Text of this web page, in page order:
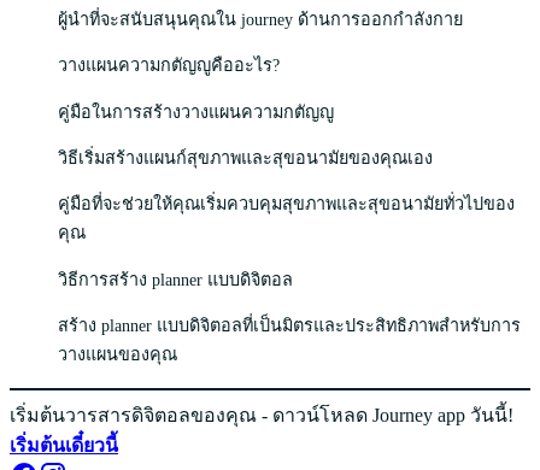
ผู้นำที่จะสนับสนุนคุณใน journey ด้านการออกกำลังกาย
วางแผนความกตัญญูคืออะไร?
คู่มือในการสร้างวางแผนความกตัญญู
วิธีเริ่มสร้างแผนก์สุขภาพและสุขอนามัยของคุณเอง
คู่มือที่จะช่วยให้คุณเริ่มควบคุมสุขภาพและสุขอนามัยทั่วไปของ
คุณ
วิธีการสร้าง planner แบบดิจิตอล
สร้าง planner แบบดิจิตอลที่เป็นมิตรและประสิทธิภาพสำหรับการ
วางแผนของคุณ
เริ่มต้นวารสารดิจิตอลของคุณ - ดาวน์โหลด Journey app วันนี้!
เริ่มต้นเดี๋ยวนี้